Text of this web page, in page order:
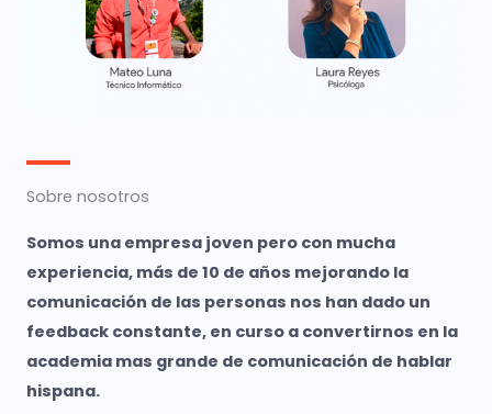
Sobre nosotros
Somos una empresa joven pero con mucha
experiencia, más de 10 de años mejorando la
comunicación de las personas nos han dado un
feedback constante, en curso a convertirnos en la
academia mas grande de comunicación de hablar
hispana.